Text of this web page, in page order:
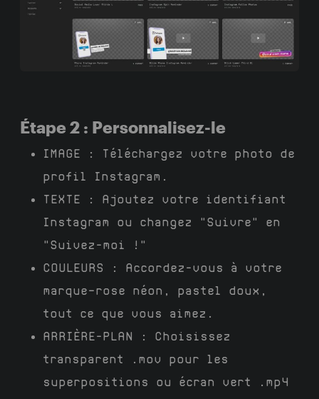
Étape 2 : Personnalisez-le
IMAGE :
Téléchargez votre photo de
profil Instagram.
TEXTE :
Ajoutez votre identifiant
Instagram ou changez "Suivre" en
"Suivez-moi !"
COULEURS :
Accordez-vous à votre
marque—rose néon, pastel doux,
tout ce que vous aimez.
ARRIÈRE-PLAN
: Choisissez
transparent .mov pour les
superpositions ou écran vert .mp4